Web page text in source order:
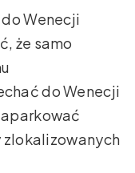
Wenecji
że samo
do Wenecji
zlokalizowanych